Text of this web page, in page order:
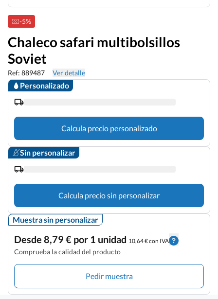
-5%
Chaleco safari multibolsillos
Soviet
Ref: 889487 Ver detalle
Personalizado
Calcula precio personalizado
Sin personalizar
Calcula precio sin personalizar
Muestra sin personalizar
Desde 8,79 € por 1 unidad 10,64 € con IVA
Comprueba la calidad del producto
Pedir muestra